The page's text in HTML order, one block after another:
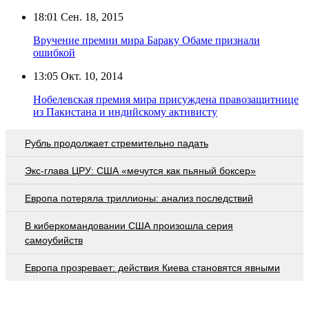
18:01 Сен. 18, 2015
Вручение премии мира Бараку Обаме признали
ошибкой
13:05 Окт. 10, 2014
Нобелевская премия мира присуждена правозащитнице
из Пакистана и индийскому активисту
Рубль продолжает стремительно падать
Экс-глава ЦРУ: США «мечутся как пьяный боксер»
Европа потеряла триллионы: анализ последствий
В киберкомандовании США произошла серия
самоубийств
Европа прозревает: действия Киева становятся явными